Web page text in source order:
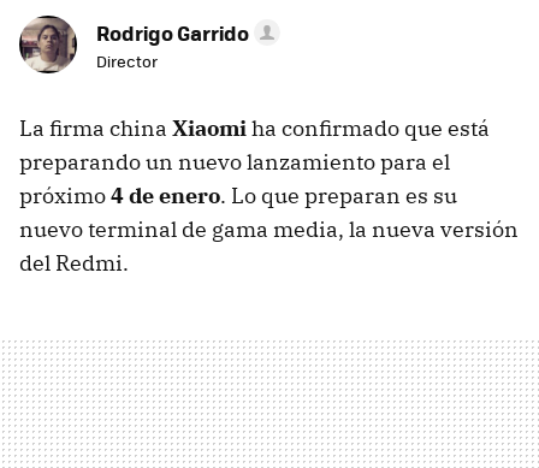
Rodrigo Garrido
Director
La firma china Xiaomiha confirmado que está
preparando un nuevo lanzamiento para el
próximo4 de enero. Lo que preparan es su
nuevo terminal de gama media, la nueva versión
del Redmi.